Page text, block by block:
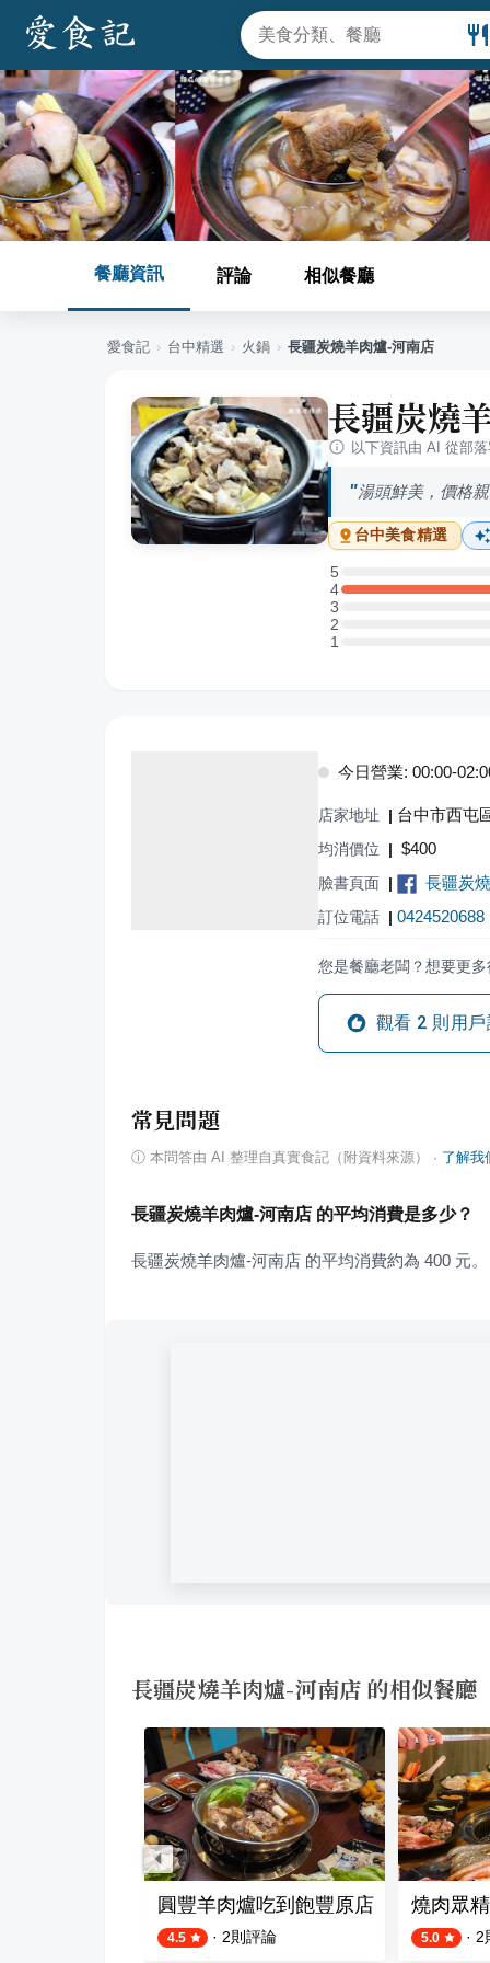
餐廳資訊 評論 相似餐廳
愛食記 › 台中精選 › 火鍋 › 長疆炭燒羊肉爐-河南店
長疆炭燒
以下資訊由 AI 從部
湯頭鮮美，價格
台中美食精選
5
5 星：0 則評論
4
4 星：1 則評論
3
3 星：0 則評論
2
2 星：0 則評論
11 星：0 則評論
今日營業: 00:00-
店家地址 | 台中市西屯
均消價位 | $400
臉書頁面 | 長疆炭
訂位電話 | 0424520688
您是餐廳老闆？想要更
觀看 2 則用
常見問題
ⓘ 本問答由 AI 整理自真實食記（附資料來源） · 了解我
長疆炭燒羊肉爐-河南店 的平均消費是多少？
長疆炭燒羊肉爐-河南店 的平均消費約為 400 元。
長疆炭燒羊肉爐-河南店 的相似餐廳
圓豐羊肉爐吃到飽豐原店
4.5 · 2則評論
燒肉眾
5.0 · 2